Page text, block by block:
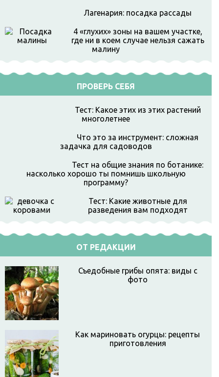
Лагенария: посадка рассады
4 «глухих» зоны на вашем участке,
где ни в коем случае нельзя сажать
малину
ПРОВЕРЬ СЕБЯ
Тест: Какое этих из этих растений
многолетнее
Что это за инструмент: сложная
задачка для садоводов
Тест на общие знания по ботанике:
насколько хорошо ты помнишь школьную
программу?
Тест: Какие животные для
разведения вам подходят
ОТ РЕДАКЦИИ
Съедобные грибы опята: виды с
фото
Как мариновать огурцы: рецепты
приготовления